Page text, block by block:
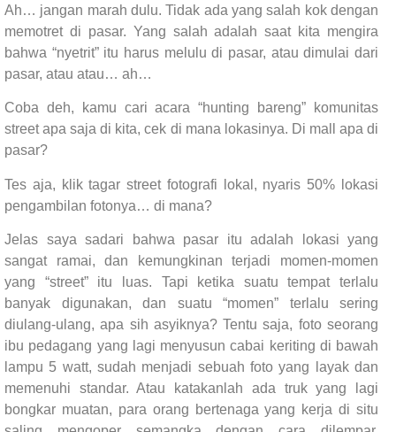
Ah… jangan marah dulu. Tidak ada yang salah kok dengan
memotret di pasar. Yang salah adalah saat kita mengira
bahwa “nyetrit” itu harus melulu di pasar, atau dimulai dari
pasar, atau atau… ah…
Coba deh, kamu cari acara “hunting bareng” komunitas
street apa saja di kita, cek di mana lokasinya. Di mall apa di
pasar?
Tes aja, klik tagar street fotografi lokal, nyaris 50% lokasi
pengambilan fotonya… di mana?
Jelas saya sadari bahwa pasar itu adalah lokasi yang
sangat ramai, dan kemungkinan terjadi momen-momen
yang “street” itu luas. Tapi ketika suatu tempat terlalu
banyak digunakan, dan suatu “momen” terlalu sering
diulang-ulang, apa sih asyiknya? Tentu saja, foto seorang
ibu pedagang yang lagi menyusun cabai keriting di bawah
lampu 5 watt, sudah menjadi sebuah foto yang layak dan
memenuhi standar. Atau katakanlah ada truk yang lagi
bongkar muatan, para orang bertenaga yang kerja di situ